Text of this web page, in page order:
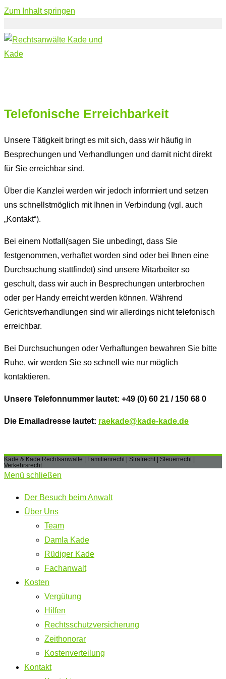
Zum Inhalt springen
Telefonische Erreichbarkeit
Unsere Tätigkeit bringt es mit sich, dass wir häufig in
Besprechungen und Verhandlungen und damit nicht direkt
für Sie erreichbar sind.
Über die Kanzlei werden wir jedoch informiert und setzen
uns schnellstmöglich mit Ihnen in Verbindung (vgl. auch
„Kontakt“).
Bei einem Notfall(sagen Sie unbedingt, dass Sie
festgenommen, verhaftet worden sind oder bei Ihnen eine
Durchsuchung stattfindet) sind unsere Mitarbeiter so
geschult, dass wir auch in Besprechungen unterbrochen
oder per Handy erreicht werden können. Während
Gerichtsverhandlungen sind wir allerdings nicht telefonisch
erreichbar.
Bei Durchsuchungen oder Verhaftungen bewahren Sie bitte
Ruhe, wir werden Sie so schnell wie nur möglich
kontaktieren.
Unsere Telefonnummer lautet: +49 (0) 60 21 / 150 68 0
Die Emailadresse lautet: raekade@kade-kade.de
Kade & Kade Rechtsanwälte | Familienrecht | Strafrecht | Steuerrecht |
Verkehrsrecht
Menü schließen
Der Besuch beim Anwalt
Über Uns
Team
Damla Kade
Rüdiger Kade
Fachanwalt
Kosten
Vergütung
Hilfen
Rechtsschutzversicherung
Zeithonorar
Kostenverteilung
Kontakt